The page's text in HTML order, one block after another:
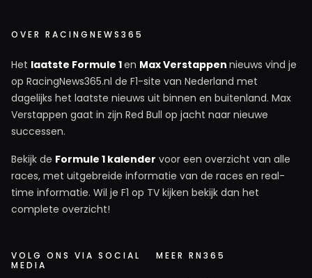
OVER RACINGNEWS365
Het laatste Formule 1en Max Verstappen nieuws vind je
op RacingNews365.nl de F1-site van Nederland met
dagelijks het laatste nieuws uit binnen en buitenland. Max
Verstappen gaat in zijn Red Bull op jacht naar nieuwe
successen.
Bekijk de Formule 1 kalender voor een overzicht van alle
races, met uitgebreide informatie van de races en real-
time informatie. Wil je F1 op TV kijken bekijk dan het
complete overzicht!
VOLG ONS VIA SOCIAL
MEDIA
MEER RN365